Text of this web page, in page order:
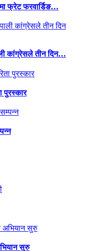
फ्रेट फरवार्डिङ…
कांग्रेसले तीन दिन…
पुरस्कार
सुरु